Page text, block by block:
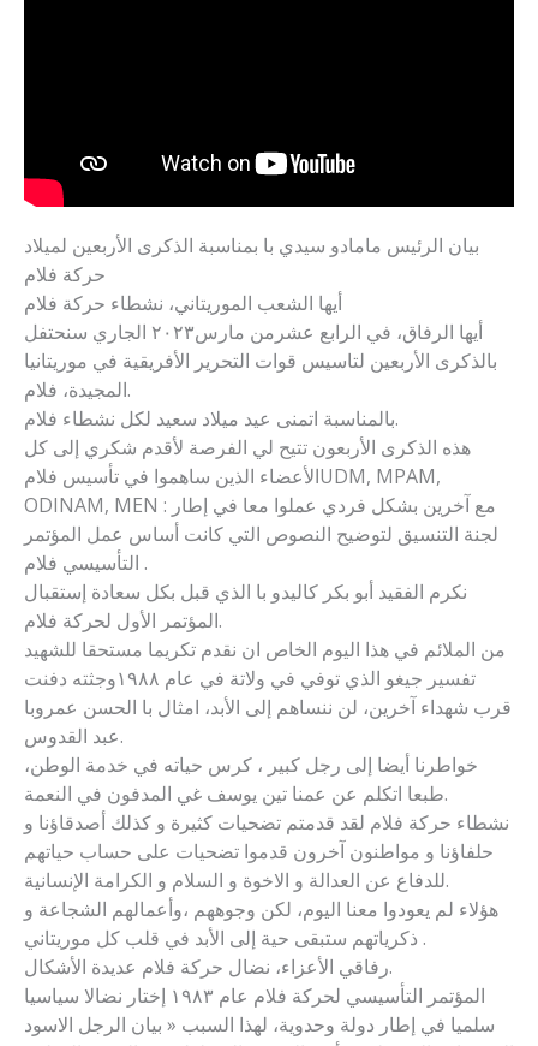
بيان الرئيس مامادو سيدي با بمناسبة الذكرى الأربعين لميلاد
حركة فلام
أيها الشعب الموريتاني، نشطاء حركة فلام
أيها الرفاق، في الرابع عشرمن مارس٢٠٢٣ الجاري سنحتفل
بالذكرى الأربعين لتاسيس قوات التحرير الأفريقية في موريتانيا
المجيدة، فلام.
بالمناسبة اتمنى عيد ميلاد سعيد لكل نشطاء فلام.
هذه الذكرى الأربعون تتيح لي الفرصة لأقدم شكري إلى كل
الأعضاء الذين ساهموا في تأسيس فلامUDM, MPAM,
ODINAM, MEN : مع آخرين بشكل فردي عملوا معا في إطار
لجنة التنسيق لتوضيح النصوص التي كانت أساس عمل المؤتمر
التأسيسي فلام .
نكرم الفقيد أبو بكر كاليدو با الذي قبل بكل سعادة إستقبال
المؤتمر الأول لحركة فلام.
من الملائم في هذا اليوم الخاص ان نقدم تكريما مستحقا للشهيد
تفسير جيغو الذي توفي في ولاتة في عام ١٩٨٨وجثته دفنت
قرب شهداء آخرين، لن ننساهم إلى الأبد، امثال با الحسن عمروبا
عبد القدوس.
خواطرنا أيضا إلى رجل كبير ، كرس حياته في خدمة الوطن،
طبعا اتكلم عن عمنا تين يوسف غي المدفون في النعمة.
نشطاء حركة فلام لقد قدمتم تضحيات كثيرة و كذلك أصدقاؤنا و
حلفاؤنا و مواطنون آخرون قدموا تضحيات على حساب حياتهم
للدفاع عن العدالة و الاخوة و السلام و الكرامة الإنسانية.
هؤلاء لم يعودوا معنا اليوم، لكن وجوههم ،وأعمالهم الشجاعة و
ذكرياتهم ستبقى حية إلى الأبد في قلب كل موريتاني .
رفاقي الأعزاء، نضال حركة فلام عديدة الأشكال.
المؤتمر التأسيسي لحركة فلام عام ١٩٨٣ إختار نضالا سياسيا
سلميا في إطار دولة وحدوية، لهذا السبب « بيان الرجل الاسود